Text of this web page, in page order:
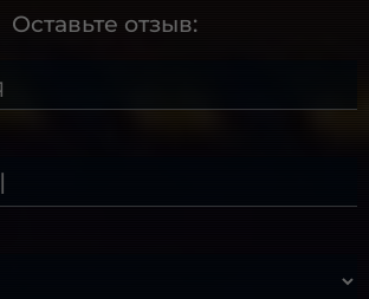
Оставьте отзыв: